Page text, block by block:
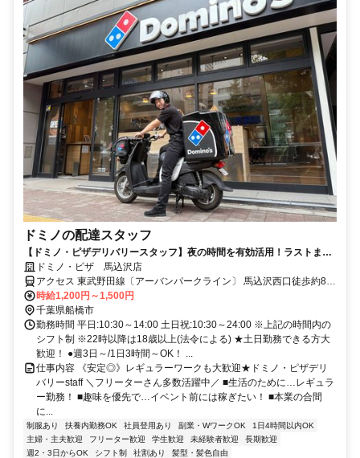
ドミノの配達スタッフ
【ドミノ・ピザデリバリースタッフ】夜の時間を有効活用！ラストまで
勤務大歓迎
ドミノ・ピザ 馬込沢店
アクセス 東武野田線〔アーバンパークライン〕 馬込沢西口徒歩約8
分、ＪＲ武蔵野線 船橋法典出入口2徒歩約26分、東武野田線〔アーバ
ンパークライン〕 塚田東口徒歩約30分 東武野田線馬込沢駅 徒歩8分
時給1,200円～1,500円
千葉県船橋市
勤務時間 平日:10:30～14:00 土日祝:10:30～24:00 ※上記の時間内の
シフト制 ※22時以降は18歳以上(法令による) ★土日勤務できる方大
歓迎！ ●週3日～/1日3時間～OK！ ...
仕事内容 《安定◎》レギュラーワークも大歓迎★ドミノ・ピザデリ
バリーstaff ＼フリーターさん多数活躍中／ ■生活のために…レギュラ
ー勤務！ ■趣味を優先で…イベント前には稼ぎたい！ ■本業の合間
に...
制服あり 扶養内勤務OK 社員登用あり 副業・WワークOK
1日4時間以内OK
主婦・主夫歓迎
フリーター歓迎 学生歓迎 未経験者歓迎
長期歓迎
週2・3日からOK
シフト制 社割あり 髪型・髪色自由